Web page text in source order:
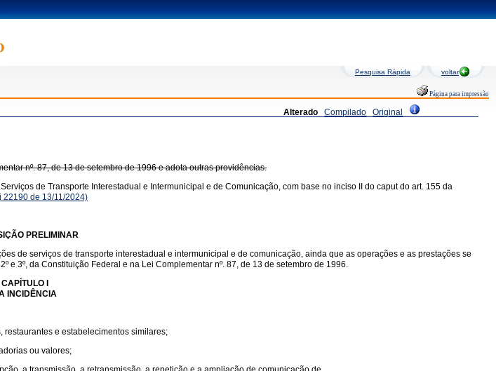
Pesquisa Rápida voltar
Página para impressão
Alterado Compilado Original
nº. 87, de 13 de setembro de 1996 e adota outras providências.
de Transporte Interestadual e Intermunicipal e de Comunicação, com base no inciso II do caput do art. 155 da
de 13/11/2024)
PRELIMINAR
de serviços de transporte interestadual e intermunicipal e de comunicação, ainda que as operações e as prestações se
e 3º, da Constituição Federal e na Lei Complementar nº. 87, de 13 de setembro de 1996.
CAPÍTULO I
INCIDÊNCIA
e estabelecimentos similares;
ou valores;